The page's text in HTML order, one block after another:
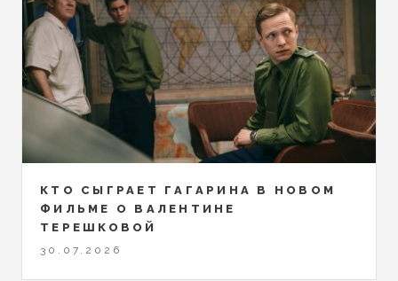
КТО СЫГРАЕТ ГАГАРИНА В НОВОМ
ФИЛЬМЕ О ВАЛЕНТИНЕ
ТЕРЕШКОВОЙ
30.07.2026